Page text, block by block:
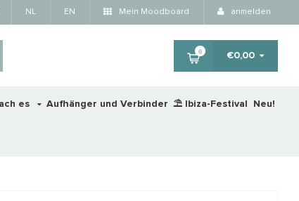
NL EN Mein Moodboard anmelden
0 €0,00
es Aufhänger und Verbinder ⛱️ Ibiza-Festival Neu!